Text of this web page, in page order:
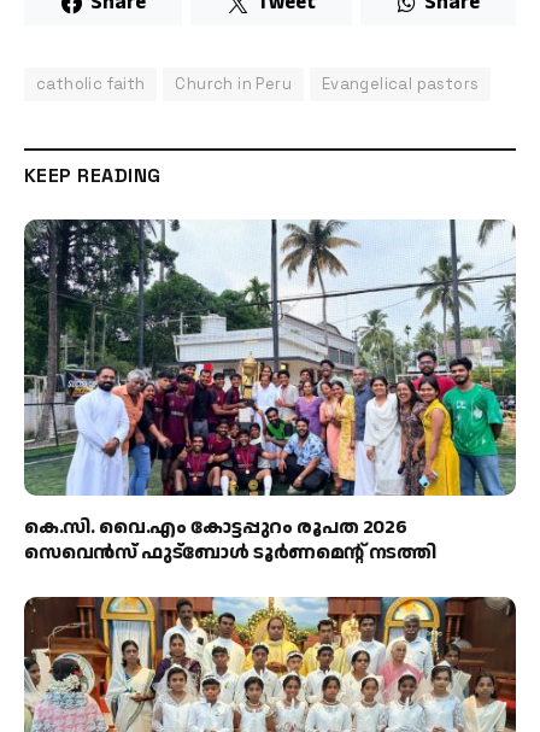
catholic faith Church in Peru Evangelical pastors
KEEP READING
കെ.സി. വൈ.എം കോട്ടപ്പുറം രൂപത 2026
സെവെൻസ് ഫുട്ബോൾ ടൂർണമെന്റ് നടത്തി